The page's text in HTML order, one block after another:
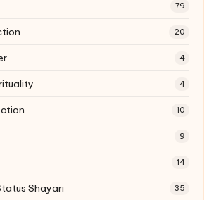
79
20
4
4
10
9
14
Shayari 35